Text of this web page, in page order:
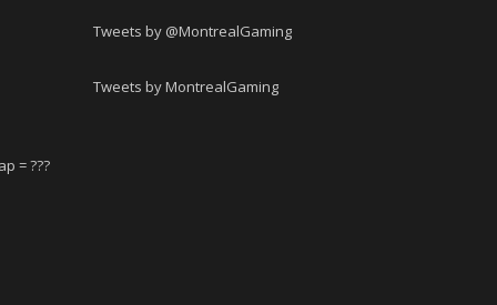
= ???
Tweets by @MontrealGaming
Tweets by MontrealGaming